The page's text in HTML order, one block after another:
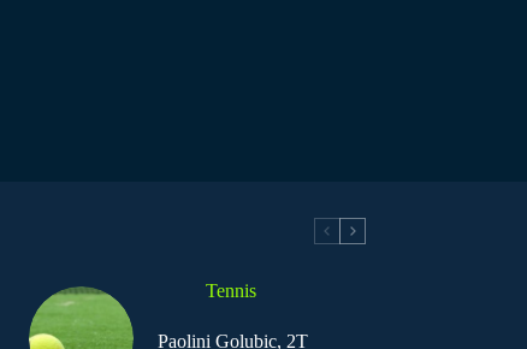
Tennis
Paolini Golubic, 2T